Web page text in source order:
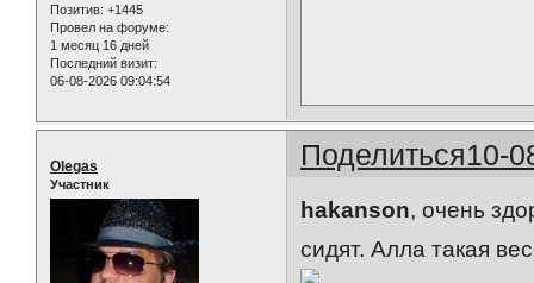
Позитив: +1445
Провел на форуме:
1 месяц 16 дней
Последний визит:
06-08-2026 09:04:54
Поделиться10-
Olegas
Участник
hakanson, очень
сидят. Алла такая